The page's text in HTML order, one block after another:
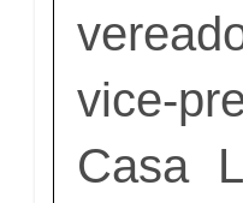
vice-
Casa